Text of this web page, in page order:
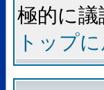
極的に議
トップ